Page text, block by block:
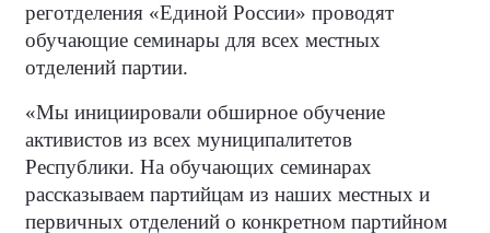
реготделения «Единой России» проводят
обучающие семинары для всех местных
отделений партии.
«Мы инициировали обширное обучение
активистов из всех муниципалитетов
Республики. На обучающих семинарах
рассказываем партийцам из наших местных и
первичных отделений о конкретном партийном